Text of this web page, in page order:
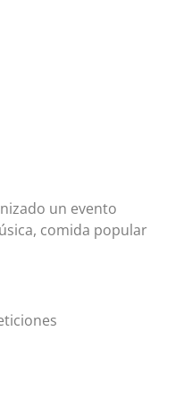
un evento
comida popular